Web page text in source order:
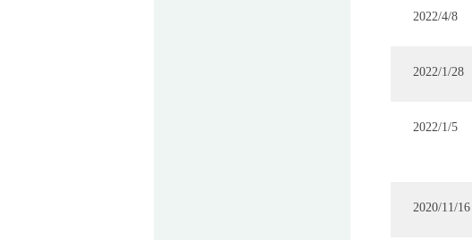
2022/4/8
2022/1/28
2022/1/5
2020/11/16